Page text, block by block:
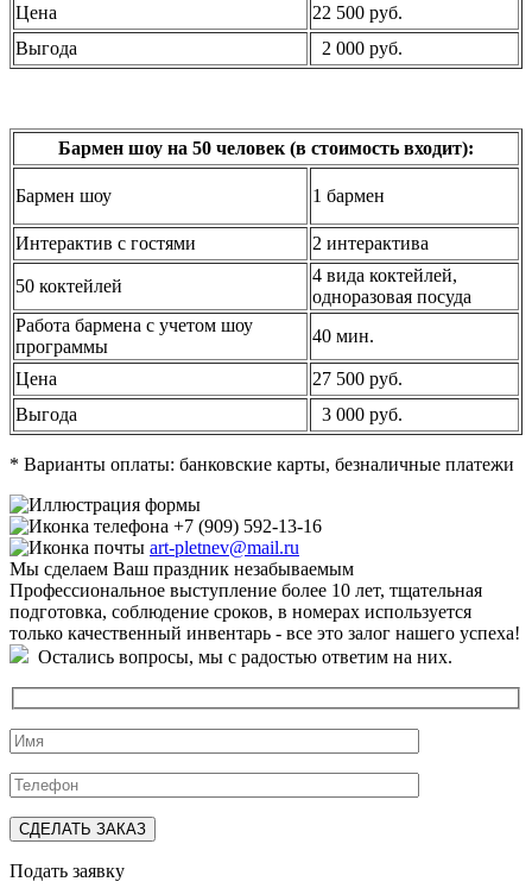
Цена
22 500 руб.
Выгода
2 000 руб.
Бармен шоу на 50 человек (в стоимость входит):
Бармен шоу 1 бармен
Интерактив с гостями 2 интерактива
50 коктейлей
4 вида коктейлей,
одноразовая посуда
Работа бармена с учетом шоу
программы
40 мин.
Цена
27 500 руб.
Выгода
3 000 руб.
* Варианты оплаты: банковские карты, безналичные платежи
+7 (909) 592-13-16
art-pletnev@mail.ru
Мы сделаем Ваш праздник незабываемым
Профессиональное выступление более 10 лет, тщательная
подготовка, соблюдение сроков, в номерах используется
только качественный инвентарь - все это залог нашего успеха!
Остались вопросы, мы с радостью ответим на них.
Подать заявку